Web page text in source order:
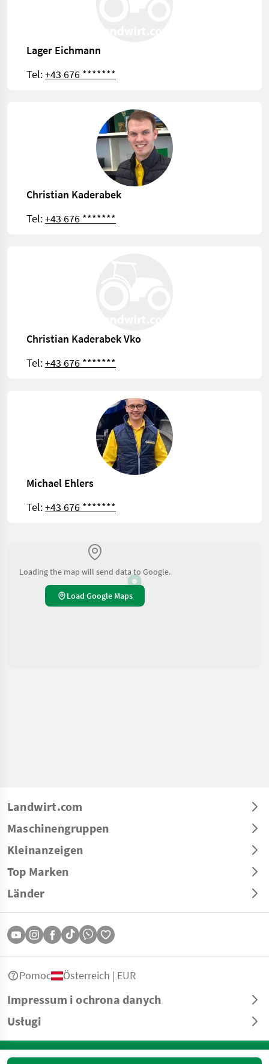
Lager Eichmann
Tel:+43 676 *******
Christian Kaderabek
Tel:+43 676 *******
Christian Kaderabek Vko
Tel:+43 676 *******
Michael Ehlers
Tel:+43 676 *******
Loading the map will send data to Google.
Load Google Maps
Landwirt.com
Maschinengruppen
Kleinanzeigen
Top Marken
Länder
Impressum i ochrona danych
Usługi
Pomoc Österreich | EUR
© Copyright 2026 Landwirt.com GmbH Wszelkie prawa zastrzeżone.